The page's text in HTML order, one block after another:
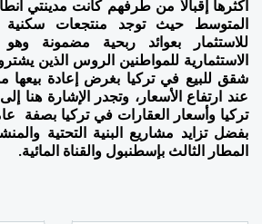
المطار الثالث بإسطنبول والقناة المائية.